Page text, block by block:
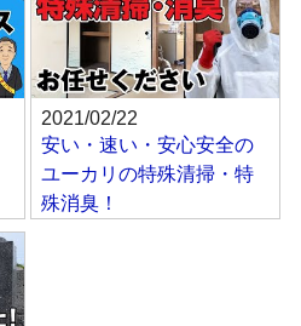
2021/02/22
安い・速い・安心安全の
ユーカリの特殊清掃・特
殊消臭！